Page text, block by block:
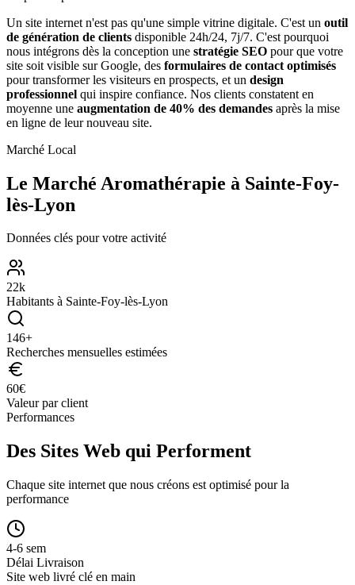
Un site internet n'est pas qu'une simple vitrine digitale. C'est un outil
de génération de clients disponible 24h/24, 7j/7. C'est pourquoi
nous intégrons dès la conception une stratégie SEO pour que votre
site soit visible sur Google, des formulaires de contact optimisés
pour transformer les visiteurs en prospects, et un design
professionnel qui inspire confiance. Nos clients constatent en
moyenne une augmentation de 40% des demandes après la mise
en ligne de leur nouveau site.
Marché Local
Le Marché Aromathérapie à Sainte-Foy-
lès-Lyon
Données clés pour votre activité
22k
Habitants à Sainte-Foy-lès-Lyon
146+
Recherches mensuelles estimées
60€
Valeur par client
Performances
Des Sites Web qui Performent
Chaque site internet que nous créons est optimisé pour la
performance
4-6 sem
Délai Livraison
Site web livré clé en main